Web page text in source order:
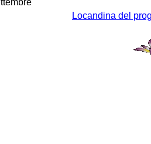
Locandina del